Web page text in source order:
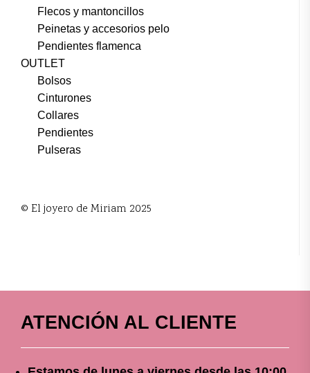
Flecos y mantoncillos
Peinetas y accesorios pelo
Pendientes flamenca
OUTLET
Bolsos
Cinturones
Collares
Pendientes
Pulseras
© El joyero de Miriam 2025
ATENCIÓN AL CLIENTE